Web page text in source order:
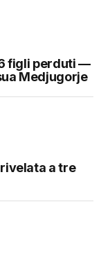
figli perduti —
Medjugorje
a tre